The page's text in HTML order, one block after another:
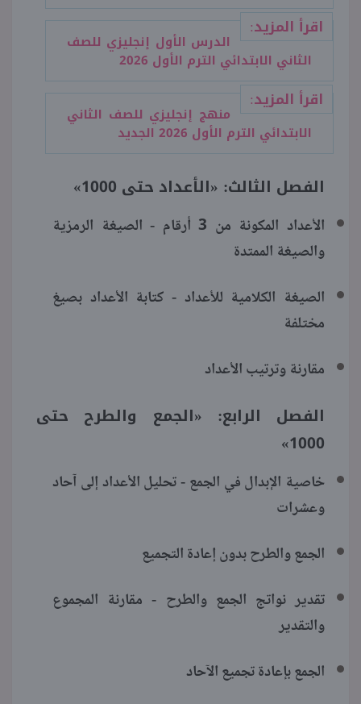
اقرأ المزيد:
الدرس الأول إنجليزي للصف
الثاني الابتدائي الترم الأول 2026
اقرأ المزيد:
منهج إنجليزي للصف الثاني
الابتدائي الترم الأول 2026 الجديد
الفصل الثالث: «الأعداد حتى 1000»
الأعداد المكونة من 3 أرقام - الصيغة الرمزية
والصيغة الممتدة
الصيغة الكلامية للأعداد - كتابة الأعداد بصيغ
مختلفة
مقارنة وترتيب الأعداد
الفصل الرابع: «الجمع والطرح حتى
1000»
خاصية الإبدال في الجمع - تحليل الأعداد إلى آحاد
وعشرات
الجمع والطرح بدون إعادة التجميع
تقدير نواتج الجمع والطرح - مقارنة المجموع
والتقدير
الجمع بإعادة تجميع الآحاد